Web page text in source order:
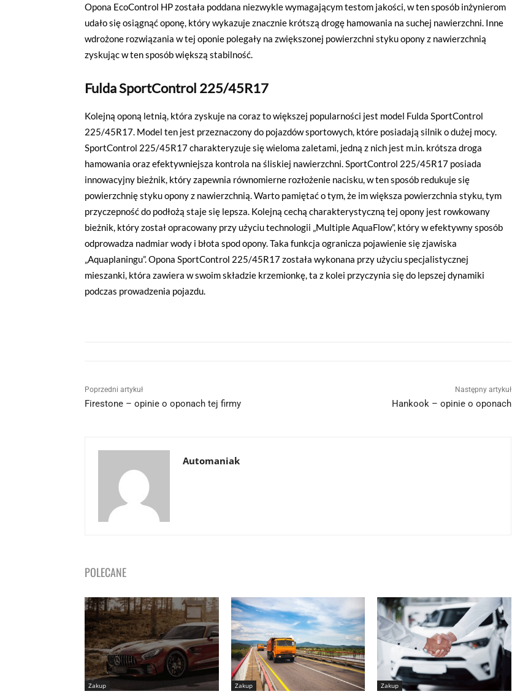
Opona EcoControl HP została poddana niezwykle wymagającym testom jakości, w ten sposób inżynierom
udało się osiągnąć oponę, który wykazuje znacznie krótszą drogę hamowania na suchej nawierzchni. Inne
wdrożone rozwiązania w tej oponie polegały na zwiększonej powierzchni styku opony z nawierzchnią
zyskując w ten sposób większą stabilność.
Fulda SportControl 225/45R17
Kolejną oponą letnią, która zyskuje na coraz to większej popularności jest model Fulda SportControl
225/45R17. Model ten jest przeznaczony do pojazdów sportowych, które posiadają silnik o dużej mocy.
SportControl 225/45R17 charakteryzuje się wieloma zaletami, jedną z nich jest m.in. krótsza droga
hamowania oraz efektywniejsza kontrola na śliskiej nawierzchni. SportControl 225/45R17 posiada
innowacyjny bieżnik, który zapewnia równomierne rozłożenie nacisku, w ten sposób redukuje się
powierzchnię styku opony z nawierzchnią. Warto pamiętać o tym, że im większa powierzchnia styku, tym
przyczepność do podłożą staje się lepsza. Kolejną cechą charakterystyczną tej opony jest rowkowany
bieżnik, który został opracowany przy użyciu technologii „Multiple AquaFlow”, który w efektywny sposób
odprowadza nadmiar wody i błota spod opony. Taka funkcja ogranicza pojawienie się zjawiska
„Aquaplaningu”. Opona SportControl 225/45R17 została wykonana przy użyciu specjalistycznej
mieszanki, która zawiera w swoim składzie krzemionkę, ta z kolei przyczynia się do lepszej dynamiki
podczas prowadzenia pojazdu.
Poprzedni artykuł
Firestone – opinie o oponach tej firmy
Następny artykuł
Hankook – opinie o oponach
Automaniak
POLECANE
Zakup Zakup Zakup